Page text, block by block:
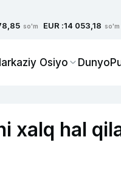
so'm EUR :14 053,18 so'm
Osiyo Dunyo
xalq hal